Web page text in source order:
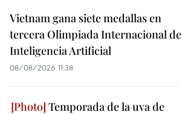
Vietnam gana siete medallas en
tercera Olimpiada Internacional de
Inteligencia Artificial
08/08/2026 11:38
Temporada de la uva de